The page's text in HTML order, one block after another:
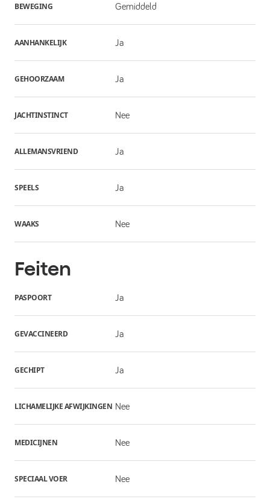
BEWEGING Gemiddeld
AANHANKELIJK Ja
GEHOORZAAM Ja
JACHTINSTINCT Nee
ALLEMANSVRIEND Ja
SPEELS Ja
WAAKS Nee
Feiten
PASPOORT Ja
GEVACCINEERD Ja
GECHIPT Ja
LICHAMELIJKE AFWIJKINGEN Nee
MEDICIJNEN Nee
SPECIAAL VOER Nee